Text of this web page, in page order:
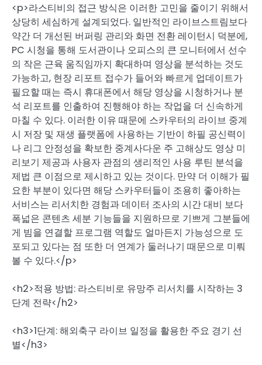
<p>라스티비의 접근 방식은 이러한 고민을 줄이기 위해서
상당히 세심하게 설계되었다. 일반적인 라이브스트림보다
약간 더 개선된 버퍼링 관리와 화면 전환 레이턴시 덕분에,
PC 시청을 통해 도서관이나 오피스의 큰 모니터에서 선수
의 작은 근육 움직임까지 확대하며 영상을 분석하는 것도
가능하고, 현장 리포트 접수가 들어와 빠르게 업데이트가
필요할 때는 즉시 휴대폰에서 해당 영상을 시청하거나 분
석 리포트를 인출하여 진행해야 하는 작업을 더 신속하게
마칠 수 있다. 이러한 이유 때문에 스카우터의 라이브 중계
시 저장 및 재생 플랫폼에 사용하는 기반이 하필 공신력이
나 리그 안정성을 확보한 중계사다운 주 고해상도 영상 미
리보기 제공과 사용자 관점의 생리적인 사용 루틴 분석을
제법 큰 이점으로 제시하고 있는 것이다. 만약 더 이해가 필
요한 부분이 있다면 해당 스카우터들이 조용히 좋아하는
서비스는 리서치한 경험과 데이터 조사의 시간 대비 보다
폭넓은 콘텐츠 세분 기능들을 지원하므로 기쁘게 그분들에
게 빔을 연결할 프로그램 역할도 얼마든지 가능성으로 도
포되고 있다는 점 또한 더 연계가 둘러나기 때문으로 미뤄
볼 수 있다.</p>
<h2>적용 방법: 라스티비로 유망주 리서치를 시작하는 3
단계 전략</h2>
<h3>1단계: 해외축구 라이브 일정을 활용한 주요 경기 선
별</h3>